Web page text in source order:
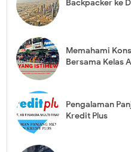
Backpacker ke
Memahami
Bersama Kelas
Pengalaman
Kredit Plus